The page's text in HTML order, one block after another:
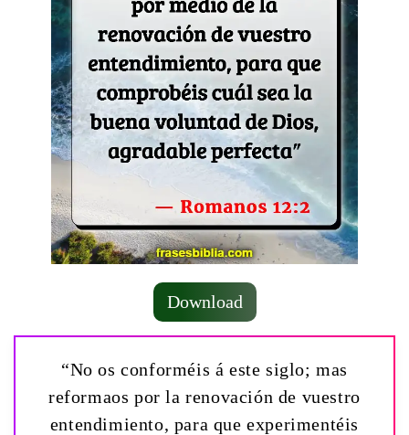
Download
“No os conforméis á este siglo; mas
reformaos por la renovación de vuestro
entendimiento, para que experimentéis